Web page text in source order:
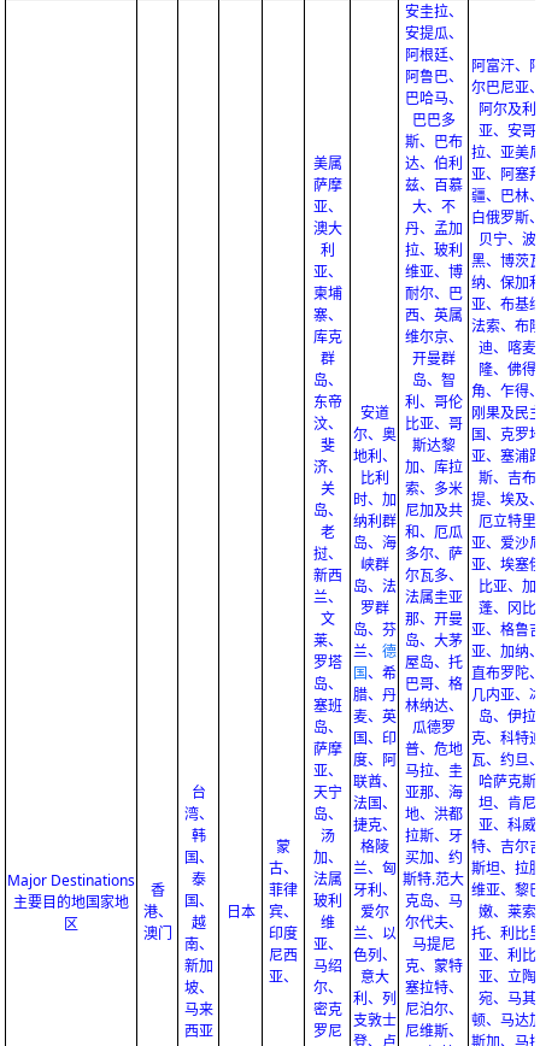
Major Destinations
主要目的地国家地
区
香
港、
澳门
台
湾、
韩
国、
泰
国、
越
南、
新加
坡、
马来
西亚
日本
蒙
古、
菲律
宾、
印度
尼西
亚、
美属
萨摩
亚、
澳大
利
亚、
柬埔
寨、
库克
群
岛、
东帝
汶、
斐
济、
关
岛、
老
挝、
新西
兰、
文
莱、
罗塔
岛、
塞班
岛、
萨摩
亚、
天宁
岛、
汤
加、
法属
玻利
维
亚、
马绍
尔、
密克
罗尼
安道
尔、奥
地利、
比利
时、加
纳利群
岛、海
峡群
岛、法
罗群
岛、芬
兰、 德
国、希
腊、丹
麦、英
国、印
度、阿
联酋、
法国、
捷克、
格陵
兰、匈
牙利、
爱尔
兰、以
色列、
意大
利、列
支敦士
安圭拉、
安提瓜、
阿根廷、
阿鲁巴、
巴哈马、
巴巴多
斯、巴布
达、伯利
兹、百慕
大、不
丹、孟加
拉、玻利
维亚、博
耐尔、巴
西、英属
维尔京、
开曼群
岛、智
利、哥伦
比亚、哥
斯达黎
加、库拉
索、多米
尼加及共
和、厄瓜
多尔、萨
尔瓦多、
法属圭亚
那、开曼
岛、大茅
屋岛、托
巴哥、格
林纳达、
瓜德罗
普、危地
马拉、圭
亚那、海
地、洪都
拉斯、牙
买加、约
斯特.范大
克岛、马
尔代夫、
马提尼
克、蒙特
塞拉特、
尼泊尔、
尼维斯、
阿富汗、
尔巴尼亚
阿尔及利
亚、安哥
拉、亚美
亚、阿塞
疆、巴林
白俄罗斯
贝宁、波
黑、博茨
纳、保加
亚、布基
法索、布
迪、喀麦
隆、佛得
角、乍得
刚果及民
国、克罗
亚、塞浦
斯、吉布
提、埃及
厄立特里
亚、爱沙
亚、埃塞
比亚、加
蓬、冈比
亚、格鲁
亚、加纳
直布罗陀
几内亚、
岛、伊拉
克、科特
瓦、约旦
哈萨克斯
坦、肯尼
亚、科威
特、吉尔
斯坦、拉
维亚、黎
嫩、莱索
托、利比
亚、利比
亚、立陶
宛、马其
顿、马达